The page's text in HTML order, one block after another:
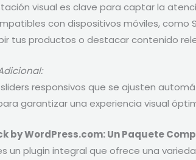
visual es clave para captar la
con dispositivos móviles, como
tus productos o destacar contenido
responsivos que se ajusten
garantizar una experiencia visual
by WordPress.com: Un Paquete
un plugin integral que ofrece una